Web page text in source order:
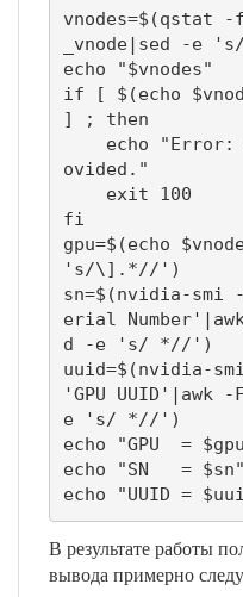
vnodes=$(qstat -f
_vnode|sed -e
echo "$vnodes"
if [ $(echo
] ; then
ovided."
fi
gpu=$(echo
's/\].*//')
sn=$(nvidia-smi
erial
d -e 's/ *//')
uuid=$(nvidia-
'GPU
e 's/ *//')
echo "GPU  =
echo "SN   = $sn"
echo "UUID =
В результате работы
вывода примерно